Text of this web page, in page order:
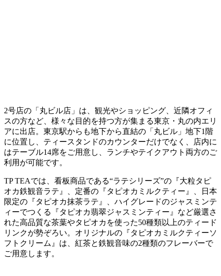
2号店の「丸ビル店」は、観光やショッピング、近隣オフィ
スの方など、様々な目的を持つ方が集まる東京・丸の内エリ
アに出店。東京駅からも地下から直結の「丸ビル」地下1階
に位置し、ティースタンドのカウンターだけでなく、店内に
はテーブル14席をご用意し、ランチやテイクアウト両方のご
利用が可能です。
TP TEAでは、看板商品である“ラテシリーズ”の『大粒タピ
オカ鉄観音ラテ』、定番の『タピオカミルクティー』、日本
限定の『タピオカ抹茶ラテ』、ハイグレードのジャスミンテ
ィーでつくる『タピオカ翡翠ジャスミンティー』など厳選さ
れた高品質な茶葉やタピオカを使った50種類以上のティード
リンクが勢ぞろい。オリジナルの『タピオカミルクティーソ
フトクリーム』は、紅茶と鉄観音味の2種類のフレーバーで
ご用意します。